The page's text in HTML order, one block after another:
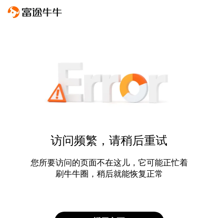
访问频繁，请稍后重试
您所要访问的页面不在这儿，它可能正忙着
刷牛牛圈，稍后就能恢复正常